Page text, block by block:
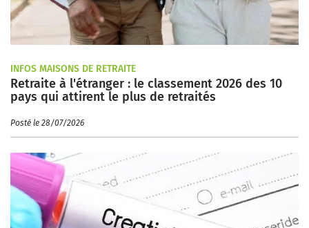
INFOS MAISONS DE RETRAITE
Retraite à l'étranger : le classement 2026 des 10
pays qui attirent le plus de retraités
Posté le 28/07/2026